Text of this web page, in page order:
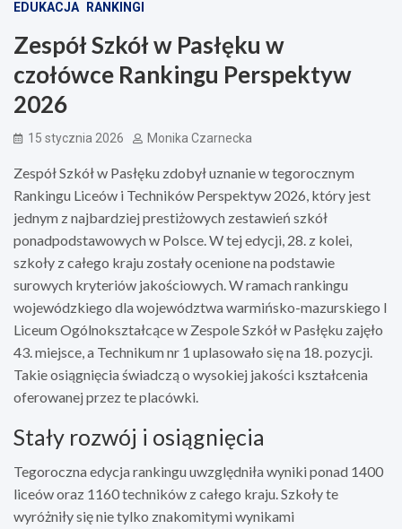
EDUKACJA RANKINGI
Zespół Szkół w Pasłęku w
czołówce Rankingu Perspektyw
2026
15 stycznia 2026 Monika Czarnecka
Zespół Szkół w Pasłęku zdobył uznanie w tegorocznym
Rankingu Liceów i Techników Perspektyw 2026, który jest
jednym z najbardziej prestiżowych zestawień szkół
ponadpodstawowych w Polsce. W tej edycji, 28. z kolei,
szkoły z całego kraju zostały ocenione na podstawie
surowych kryteriów jakościowych. W ramach rankingu
wojewódzkiego dla województwa warmińsko-mazurskiego I
Liceum Ogólnokształcące w Zespole Szkół w Pasłęku zajęło
43. miejsce, a Technikum nr 1 uplasowało się na 18. pozycji.
Takie osiągnięcia świadczą o wysokiej jakości kształcenia
oferowanej przez te placówki.
Stały rozwój i osiągnięcia
Tegoroczna edycja rankingu uwzględniła wyniki ponad 1400
liceów oraz 1160 techników z całego kraju. Szkoły te
wyróżniły się nie tylko znakomitymi wynikami